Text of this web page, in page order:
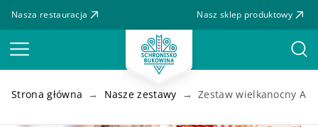
Nasza restauracja Nasz sklep produktowy
Menu
Strona główna Nasze zestawy Zestaw wielkanocny